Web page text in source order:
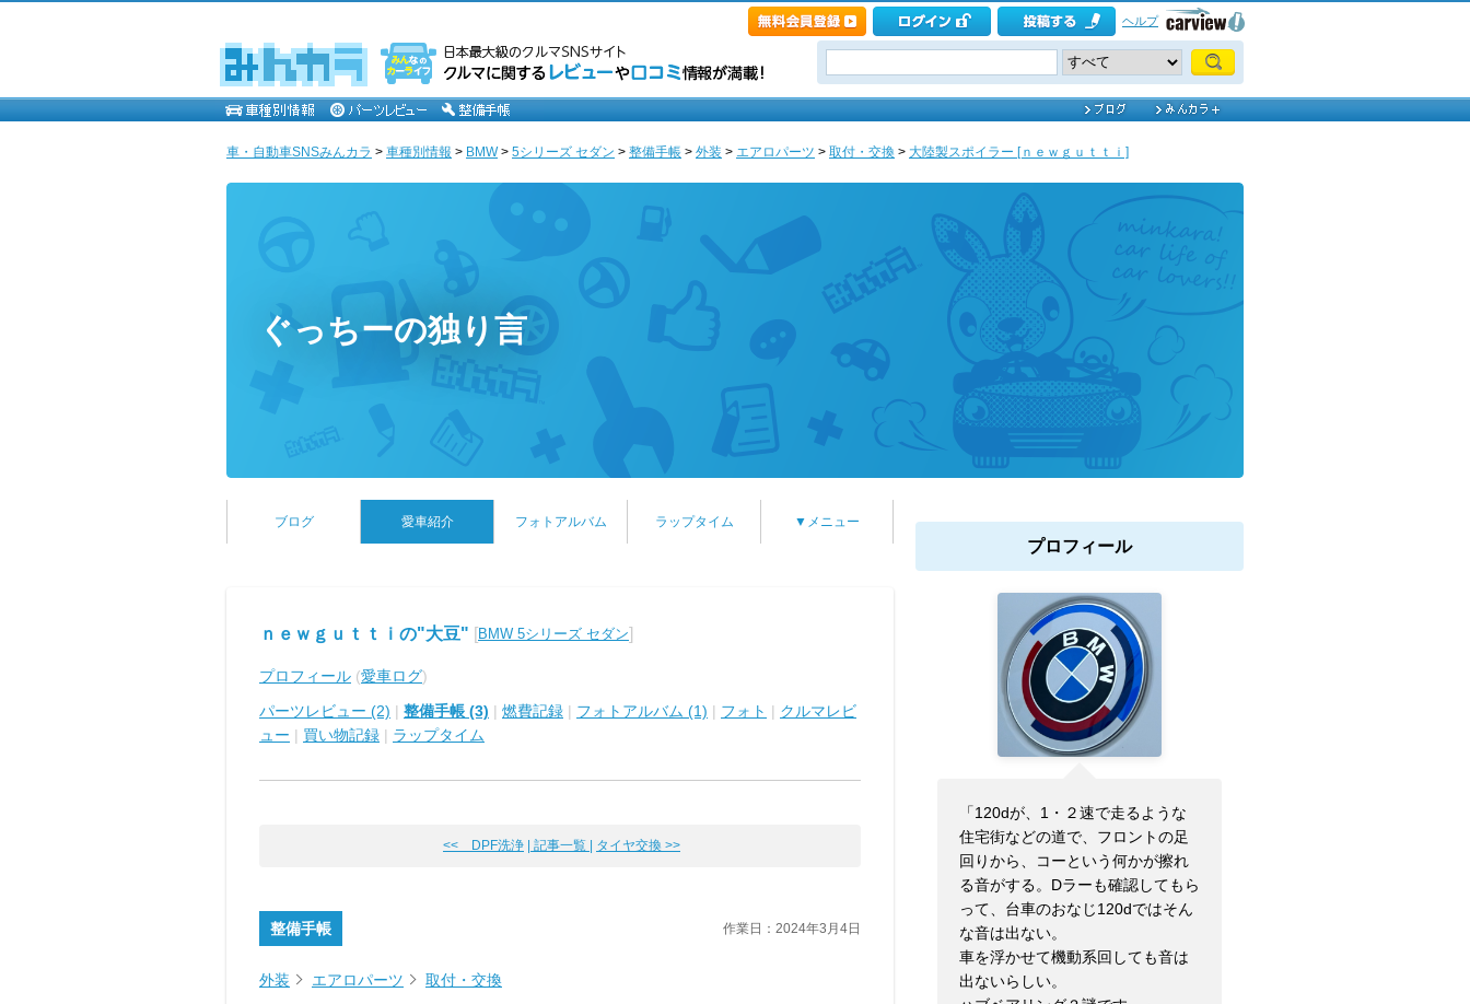
ヘルプ
車・自動車SNSみんカラ > 車種別情報 > BMW> 5シリーズ セダン > 整備手帳 > 外装 > エアロパーツ > 取付・交換 > 大陸製スポイラー [ｎｅｗｇｕｔｔｉ]
ぐっちーの独り言
ブログ 愛車紹介 フォトアルバム ラップタイム ▼メニュー
ｎｅｗｇｕｔｔｉの"大豆" [BMW 5シリーズ セダン]
プロフィール (愛車ログ)
パーツレビュー (2) | 整備手帳 (3) | 燃費記録 | フォトアルバム (1) | フォト | クルマレビ
ュー | 買い物記録 | ラップタイム
<< DPF洗浄 | 記事一覧 | タイヤ交換 >>
整備手帳 作業日：2024年3月4日
外装 エアロパーツ 取付・交換
プロフィール
「120dが、1・２速で走るような
住宅街などの道で、フロントの足
回りから、コーという何かが擦れ
る音がする。Dラーも確認してもら
って、台車のおなじ120dではそん
な音は出ない。
車を浮かせて機動系回しても音は
出ないらしい。